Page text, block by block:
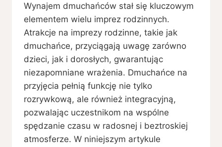
Wynajem dmuchańców stał się kluczowym
elementem wielu imprez rodzinnych.
Atrakcje na imprezy rodzinne, takie jak
dmuchańce, przyciągają uwagę zarówno
dzieci, jak i dorosłych, gwarantując
niezapomniane wrażenia. Dmuchańce na
przyjęcia pełnią funkcję nie tylko
rozrywkową, ale również integracyjną,
pozwalając uczestnikom na wspólne
spędzanie czasu w radosnej i beztroskiej
atmosferze. W niniejszym artykule